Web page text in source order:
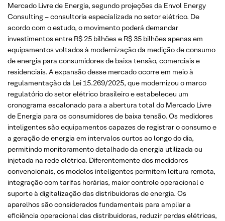
Mercado Livre de Energia, segundo projeções da Envol Energy
Consulting – consultoria especializada no setor elétrico. De
acordo com o estudo, o movimento poderá demandar
investimentos entre R$ 25 bilhões e R$ 35 bilhões apenas em
equipamentos voltados à modernização da medição de consumo
de energia para consumidores de baixa tensão, comerciais e
residenciais. A expansão desse mercado ocorre em meio à
regulamentação da Lei 15.269/2025, que modernizou o marco
regulatório do setor elétrico brasileiro e estabeleceu um
cronograma escalonado para a abertura total do Mercado Livre
de Energia para os consumidores de baixa tensão. Os medidores
inteligentes são equipamentos capazes de registrar o consumo e
a geração de energia em intervalos curtos ao longo do dia,
permitindo monitoramento detalhado da energia utilizada ou
injetada na rede elétrica. Diferentemente dos medidores
convencionais, os modelos inteligentes permitem leitura remota,
integração com tarifas horárias, maior controle operacional e
suporte à digitalização das distribuidoras de energia. Os
aparelhos são considerados fundamentais para ampliar a
eficiência operacional das distribuidoras, reduzir perdas elétricas,